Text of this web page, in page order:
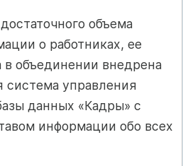
объема
о работниках, ее
в объединении внедрена
система управления
данных «Кадры» с
информации обо всех